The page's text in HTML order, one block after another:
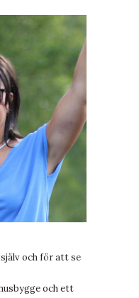
och för att se
och ett